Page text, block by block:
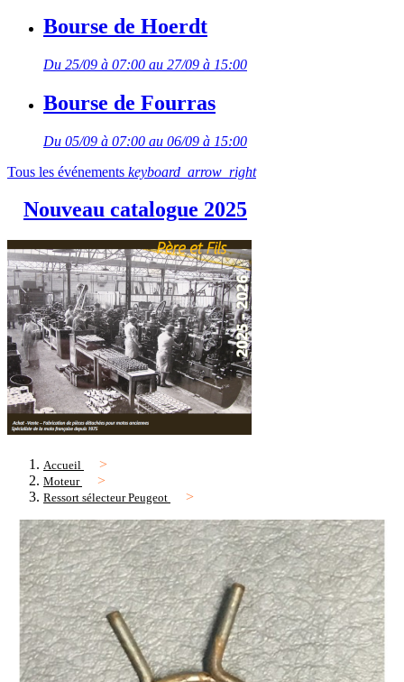
Bourse de Hoerdt
Du 25/09 à 07:00 au 27/09 à 15:00
Bourse de Fourras
Du 05/09 à 07:00 au 06/09 à 15:00
Tous les événements keyboard_arrow_right
Nouveau catalogue 2025
Accueil
Moteur
Ressort sélecteur Peugeot